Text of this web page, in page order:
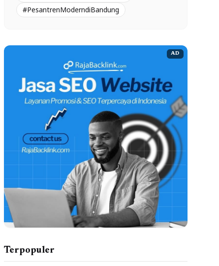
#PesantrenModerndiBandung
AD
Terpopuler